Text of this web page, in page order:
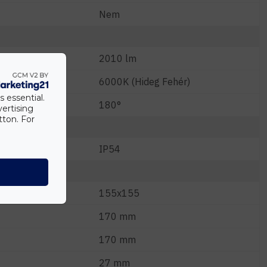
Nem
2010 lm
6000K (Hideg Fehér)
180°
IP54
155x155
170 mm
170 mm
27 mm
essential.
For